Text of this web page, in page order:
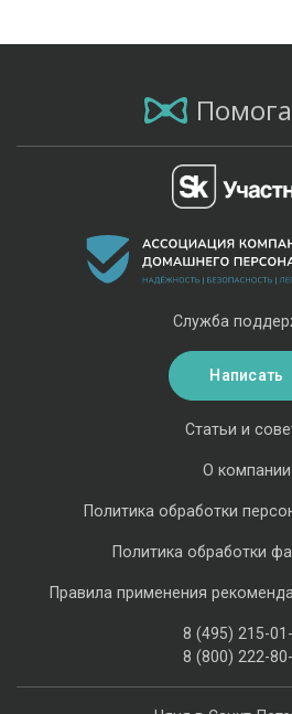
Статьи и
О компании
Политика обработки
Политика обработки
Правила применения
8 (495) 215-
8 (800) 222-
Служба
Написать